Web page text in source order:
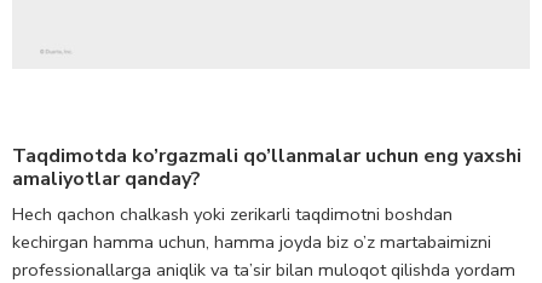
Taqdimotda ko’rgazmali qo’llanmalar uchun eng yaxshi
amaliyotlar qanday?
Hech qachon chalkash yoki zerikarli taqdimotni boshdan
kechirgan hamma uchun, hamma joyda biz o’z martabaimizni
professionallarga aniqlik va ta’sir bilan muloqot qilishda yordam